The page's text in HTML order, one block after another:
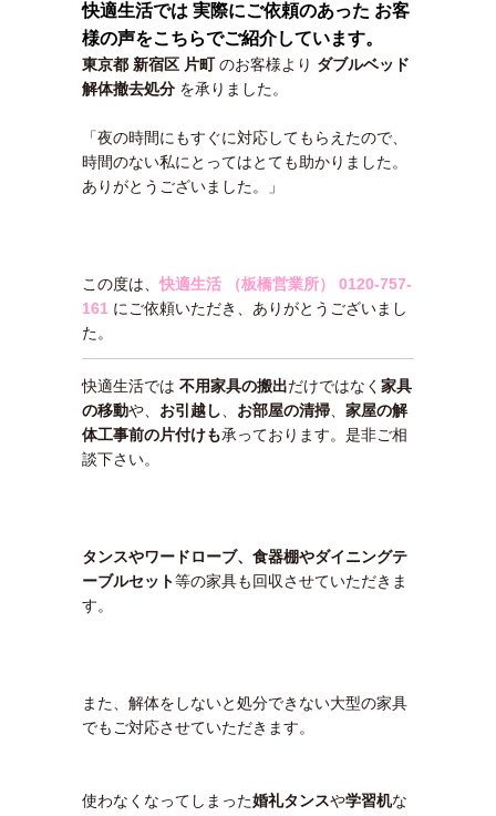
快適生活では 実際にご依頼のあった お客
様の声をこちらでご紹介しています。
東京都 新宿区 片町のお客様より ダブルベッド
解体撤去処分 を承りました。
「夜の時間にもすぐに対応してもらえたので、
時間のない私にとってはとても助かりました。
ありがとうございました。」
この度は、快適生活 （板橋営業所）
0120-757-
161 にご依頼いただき、ありがとうございまし
た。
快適生活では 不用家具の搬出だけではなく 家具
の移動や、 お引越し お部屋の清掃
家屋の解
体工事前の片付けも承っております。是非ご相
談下さい。
タンスやワードローブ、食器棚やダイニングテ
ーブルセット等の家具も回収させていただきま
す。
また、解体をしないと処分できない大型の家具
でもご対応させていただきます。
使わなくなってしまった婚礼タンスや学習机な